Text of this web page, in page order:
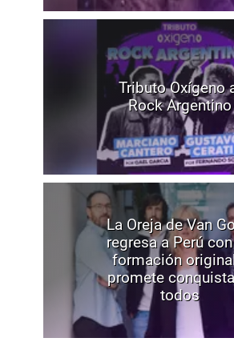
Tributo Oxígeno
Rock Argentino
La Oreja de Van
regresa a Perú
formación
promete
todos